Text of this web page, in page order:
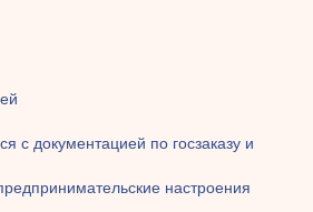
с документацией по госзаказу и
настроения